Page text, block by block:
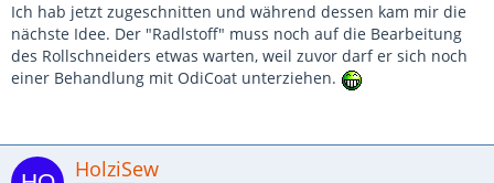
Ich hab jetzt zugeschnitten und während dessen kam mir die
nächste Idee. Der "Radlstoff" muss noch auf die Bearbeitung
des Rollschneiders etwas warten, weil zuvor darf er sich noch
einer Behandlung mit OdiCoat unterziehen.
HolziSew